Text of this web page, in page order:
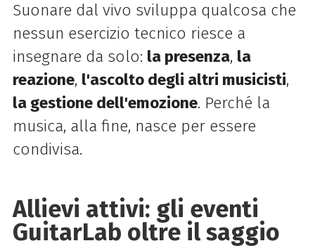
Suonare dal vivo sviluppa qualcosa che
nessun esercizio tecnico riesce a
insegnare da solo: la presenza, la
reazione, l'ascolto degli altri musicisti,
la gestione dell'emozione. Perché la
musica, alla fine, nasce per essere
condivisa.
Allievi attivi: gli eventi
GuitarLab oltre il saggio